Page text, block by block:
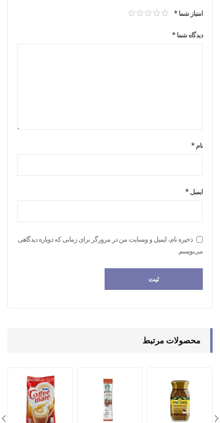
امتیاز شما *
دیدگاه شما *
نام *
ایمیل *
ذخیره نام، ایمیل و وبسایت من در مرورگر برای زمانی که دوباره دیدگاهی
می‌نویسم.
محصولات مرتبط